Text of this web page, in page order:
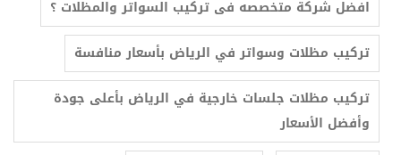
افضل شركة متخصصه فى تركيب السواتر والمظلات ؟
تركيب مظلات وسواتر في الرياض بأسعار منافسة
تركيب مظلات جلسات خارجية في الرياض بأعلى جودة
وأفضل الأسعار